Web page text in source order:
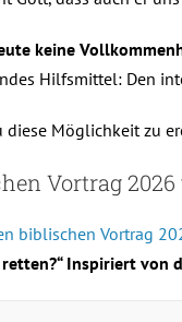
keine
Hilfsmittel: Den
diese Möglichkeit zu
Vortrag
biblischen Vortrag
Inspiriert